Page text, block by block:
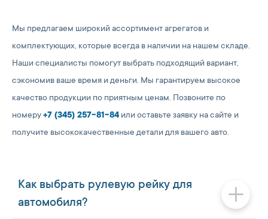
Мы предлагаем широкий ассортимент агрегатов и
комплектующих, которые всегда в наличии на нашем складе.
Наши специалисты помогут выбрать подходящий вариант,
сэкономив ваше время и деньги. Мы гарантируем высокое
качество продукции по приятным ценам. Позвоните по
номеру+7 (345) 257-81-84 или оставьте заявку на сайте и
получите высококачественные детали для вашего авто.
Как выбрать рулевую рейку для
автомобиля?